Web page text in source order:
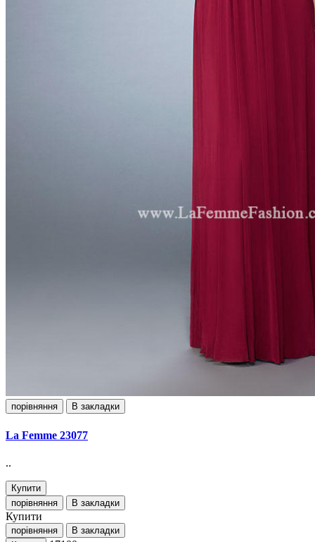
порівняння В закладки
La Femme 23077
..
Купити
порівняння
В закладки
Купити
порівняння
В закладки